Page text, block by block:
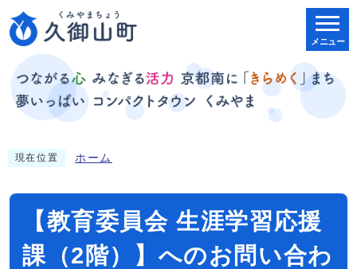
メニュー
現在位置 ホーム
【教育委員会 生涯学習応援
課（2階）】へのお問い合わ